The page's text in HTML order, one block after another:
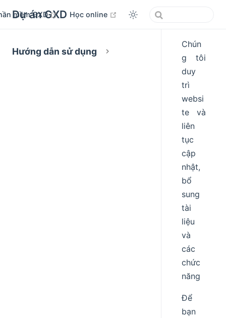
Dự án GXD
mềm GXD open in new window
Học online open in new window
Hướng dẫn sử dụng
Chún
g tôi
duy
trì
websi
te và
liên
tục
cập
nhật,
bổ
sung
tài
liệu
và
các
chức
năng
Để
bạn